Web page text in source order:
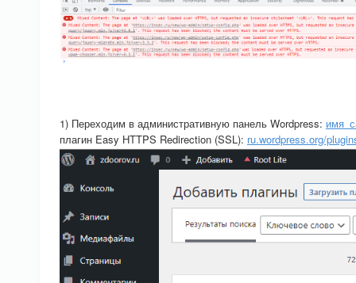
1) Переходим в административную панель Wordpress:
плагин Easy HTTPS Redirection (SSL): ru.wordpress.org/